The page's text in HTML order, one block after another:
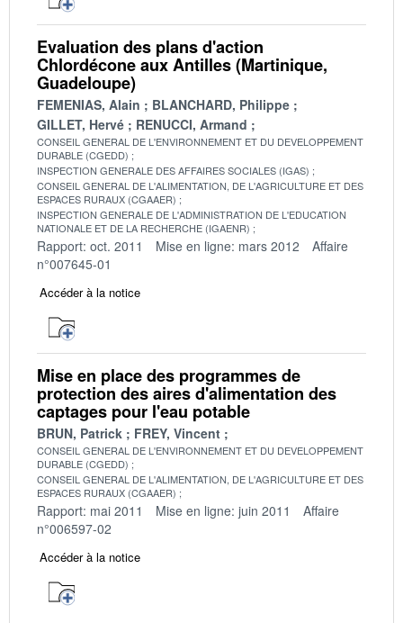
Evaluation des plans d'action
Chlordécone aux Antilles (Martinique,
Guadeloupe)
FEMENIAS, Alain
BLANCHARD, Philippe
GILLET, Hervé
RENUCCI, Armand
CONSEIL GENERAL DE L'ENVIRONNEMENT ET DU DEVELOPPEMENT
DURABLE (CGEDD)
INSPECTION GENERALE DES AFFAIRES SOCIALES (IGAS)
CONSEIL GENERAL DE L'ALIMENTATION, DE L'AGRICULTURE ET DES
ESPACES RURAUX (CGAAER)
INSPECTION GENERALE DE L'ADMINISTRATION DE L'EDUCATION
NATIONALE ET DE LA RECHERCHE (IGAENR)
Rapport: oct. 2011 Mise en ligne: mars 2012
Affaire
n°007645-01
Accéder à la notice
Mise en place des programmes de
protection des aires d'alimentation des
captages pour l'eau potable
BRUN, Patrick FREY, Vincent
CONSEIL GENERAL DE L'ENVIRONNEMENT ET DU DEVELOPPEMENT
DURABLE (CGEDD)
CONSEIL GENERAL DE L'ALIMENTATION, DE L'AGRICULTURE ET DES
ESPACES RURAUX (CGAAER)
Rapport: mai 2011 Mise en ligne: juin 2011
Affaire
n°006597-02
Accéder à la notice